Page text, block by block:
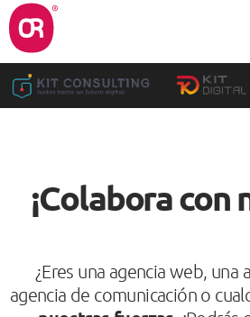
¡Colabora con
¿Eres una agencia web, una
agencia de comunicación o